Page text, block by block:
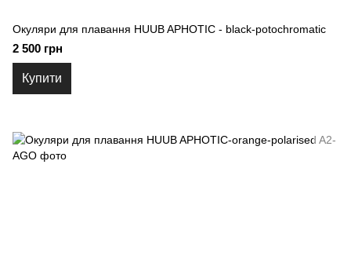
Окуляри для плавання HUUB APHOTIC - black-potochromatic
2 500 грн
Купити